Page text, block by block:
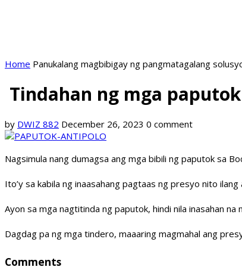
Home Panukalang magbibigay ng pangmatagalang
Tindahan ng mga
by DWIZ 882 December 26, 2023 0 comment
Nagsimula nang dumagsa ang mga bibili ng paputok sa
Ito’y sa kabila ng inaasahang pagtaas ng presyo nito
Ayon sa mga nagtitinda ng paputok, hindi nila inasahan
Dagdag pa ng mga tindero, maaaring magmahal ang
Comments